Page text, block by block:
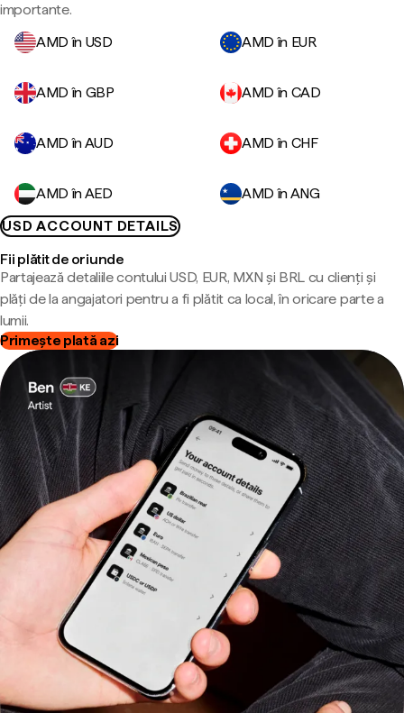
importante.
AMD în USD
AMD în EUR
AMD în GBP AMD în CAD
AMD în AUD AMD în CHF
AMD în AED
AMD în ANG
USD ACCOUNT DETAILS
Fii plătit de oriunde
Partajează detaliile contului USD, EUR, MXN și BRL cu clienți și
plăți de la angajatori pentru a fi plătit ca local, în oricare parte a
lumii.
Primește plată azi